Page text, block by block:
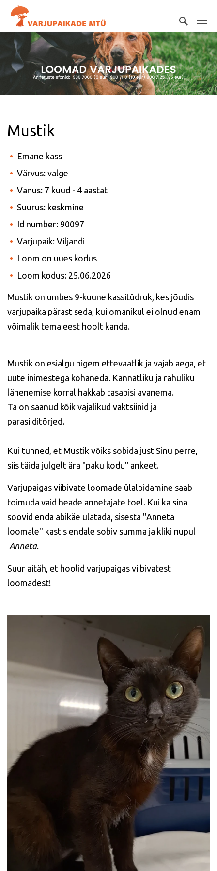
Mustik
Emane kass
Värvus: valge
Vanus: 7 kuud - 4 aastat
Suurus: keskmine
Id number: 90097
Varjupaik: Viljandi
Loom on uues kodus
Loom kodus: 25.06.2026
Mustik on umbes 9-kuune kassitüdruk, kes jõudis
varjupaika pärast seda, kui omanikul ei olnud enam
võimalik tema eest hoolt kanda.
Mustik on esialgu pigem ettevaatlik ja vajab aega, et
uute inimestega kohaneda. Kannatliku ja rahuliku
lähenemise korral hakkab tasapisi avanema.
Ta on saanud kõik vajalikud vaktsiinid ja
parasiiditõrjed.
Kui tunned, et Mustik võiks sobida just Sinu perre,
siis täida julgelt ära "paku kodu" ankeet.
Varjupaigas viibivate loomade ülalpidamine saab
toimuda vaid heade annetajate toel. Kui ka sina
soovid enda abikäe ulatada, sisesta ''Anneta
loomale'' kastis endale sobiv summa ja kliki nupul
Anneta.
Suur aitäh, et hoolid varjupaigas viibivatest
loomadest!